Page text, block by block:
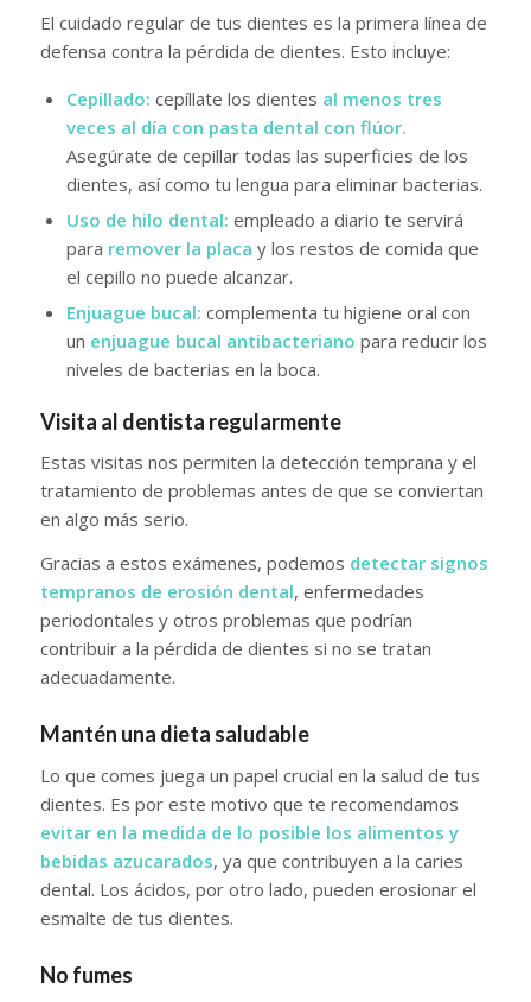
El cuidado regular de tus dientes es la primera línea de
defensa contra la pérdida de dientes. Esto incluye:
Cepillado: cepíllate los dientes al menos tres
veces al día con pasta dental con flúor.
Asegúrate de cepillar todas las superficies de los
dientes, así como tu lengua para eliminar bacterias.
Uso de hilo dental: empleado a diario te servirá
para remover la placa y los restos de comida que
el cepillo no puede alcanzar.
Enjuague bucal: complementa tu higiene oral con
un enjuague bucal antibacteriano para reducir los
niveles de bacterias en la boca.
Visita al dentista regularmente
Estas visitas nos permiten la detección temprana y el
tratamiento de problemas antes de que se conviertan
en algo más serio.
Gracias a estos exámenes, podemos detectar signos
tempranos de erosión dental, enfermedades
periodontales y otros problemas que podrían
contribuir a la pérdida de dientes si no se tratan
adecuadamente.
Mantén una dieta saludable
Lo que comes juega un papel crucial en la salud de tus
dientes. Es por este motivo que te recomendamos
evitar en la medida de lo posible los alimentos y
bebidas azucarados, ya que contribuyen a la caries
dental. Los ácidos, por otro lado, pueden erosionar el
esmalte de tus dientes.
No fumes